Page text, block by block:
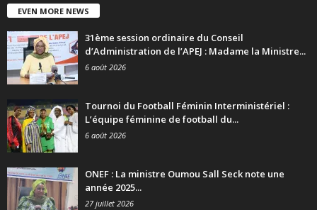
EVEN MORE NEWS
31ème session ordinaire du Conseil
d’Administration de l’APEJ : Madame la Ministre...
6 août 2026
Tournoi du Football Féminin Interministériel :
L’équipe féminine de football du...
6 août 2026
ONEF : La ministre Oumou Sall Seck note une
année 2025...
27 juillet 2026